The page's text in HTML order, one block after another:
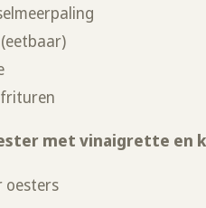
met vinaigrette en
oesters